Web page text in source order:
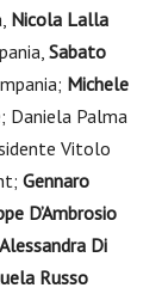
Nicola Lalla
Sabato
Michele
Daniela Palma
Vitolo
Gennaro
D’Ambrosio
Alessandra Di
Russo